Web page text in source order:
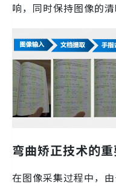
响，同时保持图像的清
弯曲矫正技术的
在图像采集过程中，